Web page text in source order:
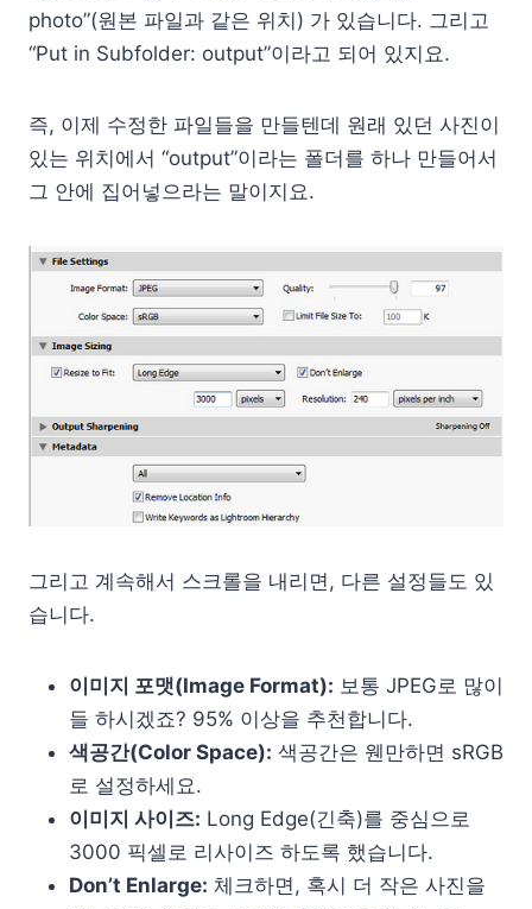
photo”(원본 파일과 같은 위치) 가 있습니다. 그리고
“Put in Sub­folder: out­put”이라고 되어 있지요.
즉, 이제 수정한 파일들을 만들텐데 원래 있던 사진이
있는 위치에서 “out­put”이라는 폴더를 하나 만들어서
그 안에 집어넣으라는 말이지요.
그리고 계속해서 스크롤을 내리면, 다른 설정들도 있
습니다.
이미지 포맷(Image For­mat): 보통 JPEG로 많이
들 하시겠죠? 95% 이상을 추천합니다.
색공간(Color Space): 색공간은 웬만하면 sRGB
로 설정하세요.
이미지 사이즈: Long Edge(긴축)를 중심으로
3000 픽셀로 리사이즈 하도록 했습니다.
Don’t Enlarge: 체크하면, 혹시 더 작은 사진을